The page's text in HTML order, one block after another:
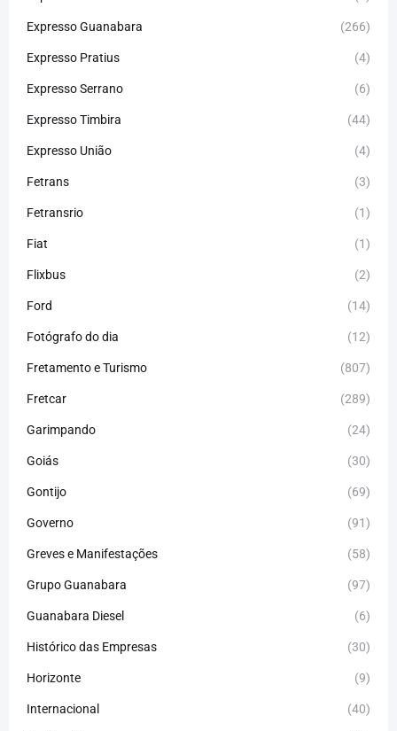
Expresso Guanabara (266)
Expresso Pratius (4)
Expresso Serrano (6)
Expresso Timbira (44)
Expresso União (4)
Fetrans (3)
Fetransrio (1)
Fiat (1)
Flixbus (2)
Ford (14)
Fotógrafo do dia (12)
Fretamento e Turismo (807)
Fretcar (289)
Garimpando (24)
Goiás (30)
Gontijo (69)
Governo (91)
Greves e Manifestações (58)
Grupo Guanabara (97)
Guanabara Diesel (6)
Histórico das Empresas (30)
Horizonte (9)
Internacional (40)